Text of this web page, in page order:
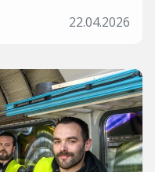
22.04.2026